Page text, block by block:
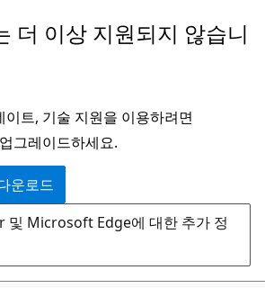
더 이상 지원되지 않습니
이트, 기술 지원을 이용하려면
그레이드하세요.
운로드
Microsoft Edge에 대한 추가 정